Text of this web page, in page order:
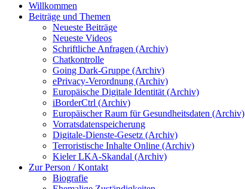
Willkommen
Beiträge und Themen
Neueste Beiträge
Neueste Videos
Schriftliche Anfragen (Archiv)
Chatkontrolle
Going Dark-Gruppe (Archiv)
ePrivacy-Verordnung (Archiv)
Europäische Digitale Identität (Archiv)
iBorderCtrl (Archiv)
Europäischer Raum für Gesundheitsdaten (Archiv)
Vorratsdatenspeicherung
Digitale-Dienste-Gesetz (Archiv)
Terroristische Inhalte Online (Archiv)
Kieler LKA-Skandal (Archiv)
Zur Person / Kontakt
Biografie